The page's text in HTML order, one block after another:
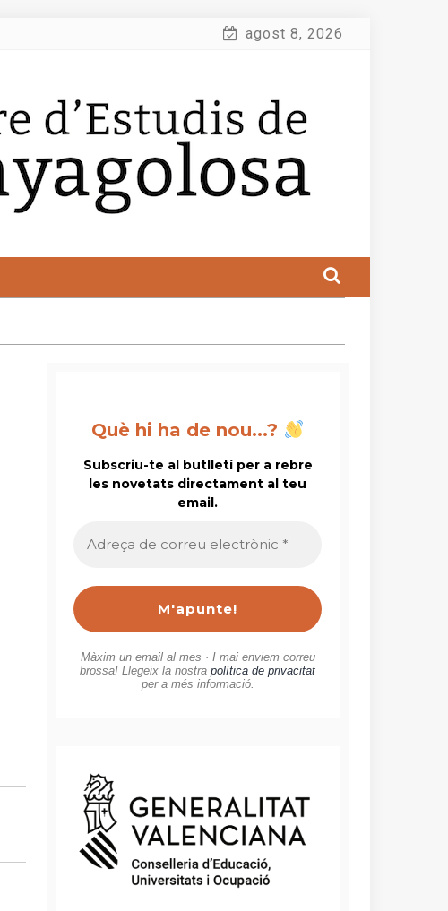
agost 8, 2026
Què hi ha de nou...?
Subscriu-te al butlletí per a rebre
les novetats directament al teu
email.
de
*
Màxim un email al mes · I mai enviem correu
brossa! Llegeix la nostrapolítica de privacitat
per a més informació.